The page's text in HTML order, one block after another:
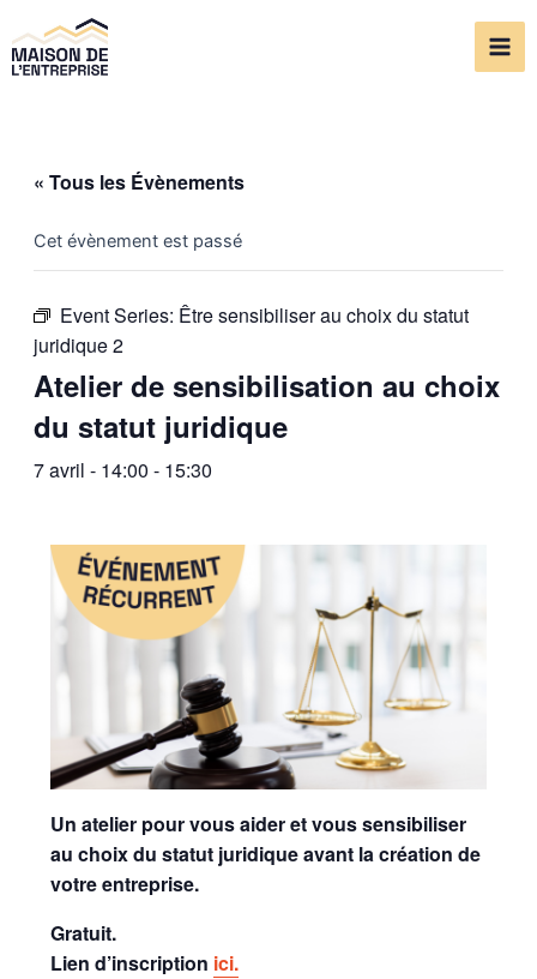
au
contenu
« Tous les Évènements
Cet évènement est passé
Event Series: Être sensibiliser au choix du statut
juridique 2
Atelier de sensibilisation au choix
du statut juridique
7 avril - 14:00 - 15:30
Un atelier pour vous aider et vous sensibiliser
au choix du statut juridique avant la création de
votre entreprise.
Gratuit.
Lien d’inscription ici.